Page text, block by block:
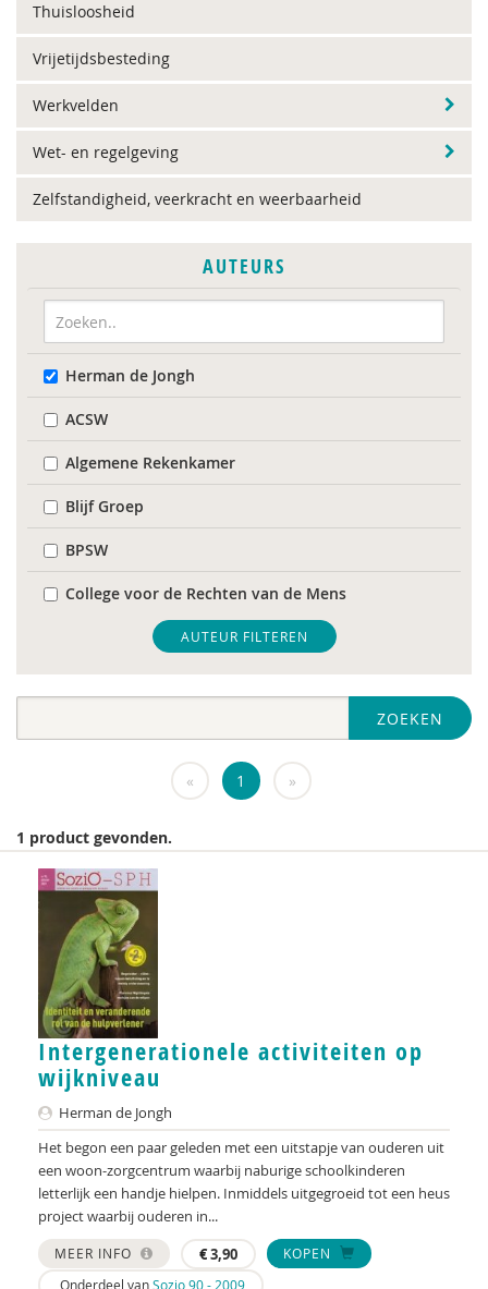
Thuisloosheid
Vrijetijdsbesteding
Werkvelden
Wet- en regelgeving
Zelfstandigheid, veerkracht en weerbaarheid
AUTEURS
Herman de Jongh
ACSW
Algemene Rekenkamer
Blijf Groep
BPSW
College voor de Rechten van de Mens
De Raad voor Volksgezondheid & Samenleving
diverse
Fier
GREVIO
het Regeringscommissariaat seksueel
grensoverschrijdend gedrag en seksueel geweld
huisarts
KNMG
Landelijk Kenniscentrum LVB
LIDIE
Maatschappelijk Impact Team
Mariëlle Bruning
Mentale gezondheidsnetwerken
AUTEUR FILTEREN
ZOEKEN
« 1 »
1 product gevonden.
Intergenerationele activiteiten op
wijkniveau
Herman de Jongh
Het begon een paar geleden met een uitstapje van ouderen uit
een woon-zorgcentrum waarbij naburige schoolkinderen
letterlijk een handje hielpen. Inmiddels uitgegroeid tot een heus
project waarbij ouderen in...
MEER INFO €3,90
KOPEN
Onderdeel vanSozio 90 - 2009